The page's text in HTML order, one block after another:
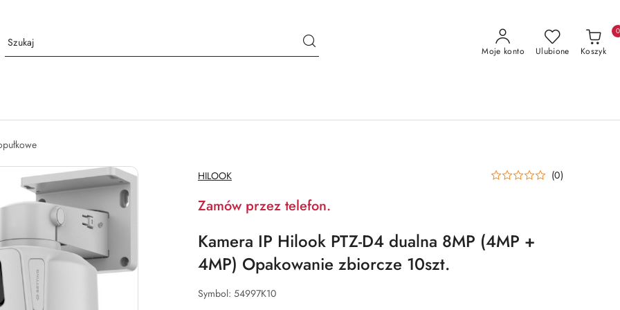
Moje konto Ulubione Koszyk
0
NAZWA
PRODUCENTA:
HILOOK (0)
Zamów przez telefon.
Kamera IP Hilook PTZ-D4 dualna 8MP (4MP +
4MP) Opakowanie zbiorcze 10szt.
Symbol: 54997K10